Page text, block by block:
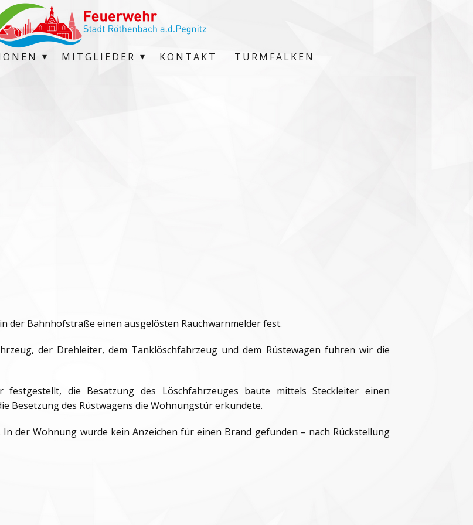
MITGLIEDER KONTAKT TURMFALKEN
Bahnhofstraße einen ausgelösten Rauchwarnmelder fest.
der Drehleiter, dem Tanklöschfahrzeug und dem Rüstewagen fuhren wir die
die Besatzung des Löschfahrzeuges baute mittels Steckleiter einen
Besetzung des Rüstwagens die Wohnungstür erkundete.
der Wohnung wurde kein Anzeichen für einen Brand gefunden – nach Rückstellung